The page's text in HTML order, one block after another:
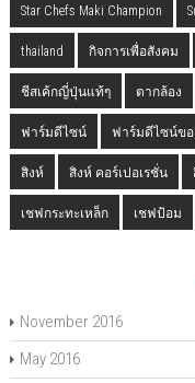
Star Chefs Maki Champion
thailand กิจการเพื่อสังคม
ชีสเค้กญี่ปุ่นแท้ๆ ตากล้อง
ฟาร์มดีไซน์ ฟาร์มดีไซน์ขอ
สิงห์ สิงห์ คอร์เปอเรชั่น
เชฟกระทะเหล็ก เชฟป้อม
November 2016
May 2016